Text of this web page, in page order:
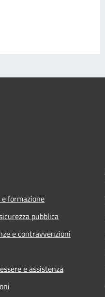
e formazione
pubblica
e contravvenzioni
e assistenza